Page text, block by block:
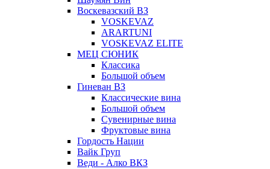
Воскевазский ВЗ
VOSKEVAZ
ARARTUNI
VOSKEVAZ ELITE
МЕЦ СЮНИК
Классика
Большой объем
Гиневан ВЗ
Классические вина
Большой объем
Сувенирные вина
Фруктовые вина
Гордость Нации
Вайк Груп
Веди - Алко ВКЗ